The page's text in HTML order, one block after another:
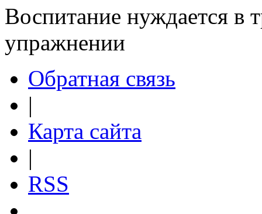
Воспитание нуждается в
упражнении
Обратная связь
|
Карта сайта
|
RSS